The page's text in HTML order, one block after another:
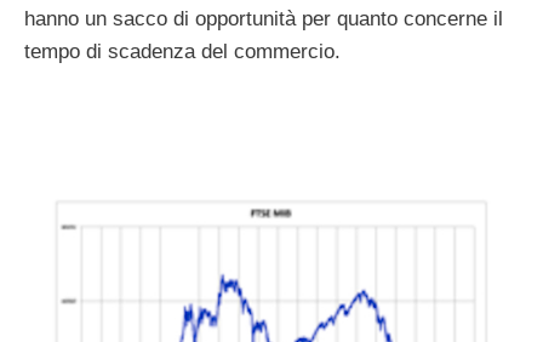
hanno un sacco di opportunità per quanto concerne il
tempo di scadenza del commercio.